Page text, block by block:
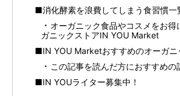
■消化酵素を浪費してしまう食習慣一
オーガニック食品やコスメをお得
ガニックストアIN YOU Market
■IN YOU Marketおすすめのオーガニ
この記事を読んだ方におすすめの
■IN YOUライター募集中！